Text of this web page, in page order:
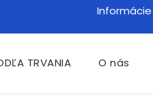
TRVANIA O nás